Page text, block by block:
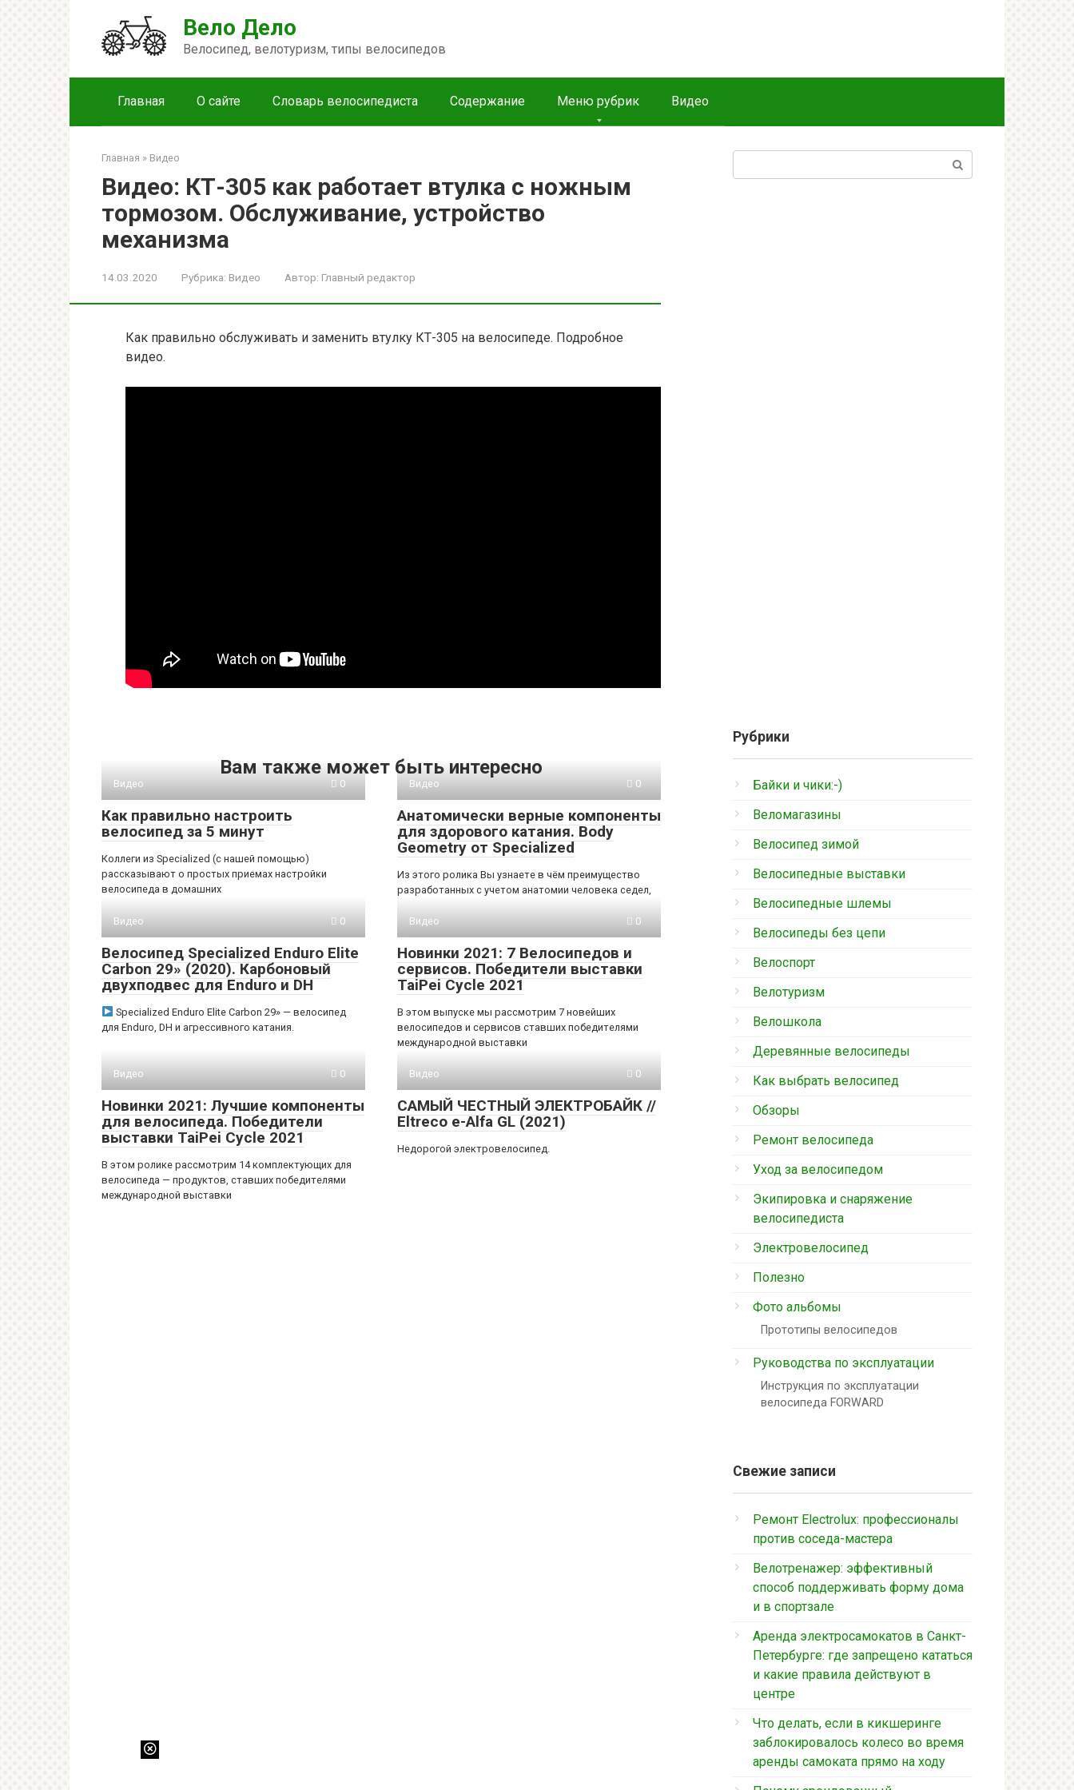
Вело Дело
Велосипед, велотуризм, типы велосипедов
Главная О сайте Словарь велосипедиста Содержание Меню рубрик Видео
Главная » Видео
Видео: КТ-305 как работает втулка с ножным
тормозом. Обслуживание, устройство
механизма
14.03.2020 Рубрика: Видео Автор: Главный редактор
Как правильно обслуживать и заменить втулку КТ-305 на велосипеде. Подробное
видео.
Вам также может быть интересно
Видео 0
Как правильно настроить
велосипед за 5 минут
Коллеги из Specialized (с нашей помощью)
рассказывают о простых приемах настройки
велосипеда в домашних
Видео 0
Анатомически верные компоненты
для здорового катания. Body
Geometry от Specialized
Из этого ролика Вы узнаете в чём преимущество
разработанных с учетом анатомии человека седел,
Видео 0
Велосипед Specialized Enduro Elite
Carbon 29» (2020). Карбоновый
двухподвес для Enduro и DH
Specialized Enduro Elite Carbon 29» — велосипед
для Enduro, DH и агрессивного катания.
Видео 0
Новинки 2021: 7 Велосипедов и
сервисов. Победители выставки
TaiPei Cycle 2021
В этом выпуске мы рассмотрим 7 новейших
велосипедов и сервисов ставших победителями
международной выставки
Видео 0
Новинки 2021: Лучшие компоненты
для велосипеда. Победители
выставки TaiPei Cycle 2021
В этом ролике рассмотрим 14 комплектующих для
велосипеда — продуктов, ставших победителями
международной выставки
Видео 0
САМЫЙ ЧЕСТНЫЙ ЭЛЕКТРОБАЙК //
Eltreco e-Alfa GL (2021)
Недорогой электровелосипед.
Рубрики
Байки и чики:-)
Веломагазины
Велосипед зимой
Велосипедные выставки
Велосипедные шлемы
Велосипеды без цепи
Велоспорт
Велотуризм
Велошкола
Деревянные велосипеды
Как выбрать велосипед
Обзоры
Ремонт велосипеда
Уход за велосипедом
Экипировка и снаряжение
велосипедиста
Электровелосипед
Полезно
Фото альбомы
Прототипы велосипедов
Руководства по эксплуатации
Инструкция по эксплуатации
велосипеда FORWARD
Свежие записи
Ремонт Electrolux: профессионалы
против соседа-мастера
Велотренажер: эффективный
способ поддерживать форму дома
и в спортзале
Аренда электросамокатов в Санкт-
Петербурге: где запрещено кататься
и какие правила действуют в
центре
Что делать, если в кикшеринге
заблокировалось колесо во время
аренды самоката прямо на ходу